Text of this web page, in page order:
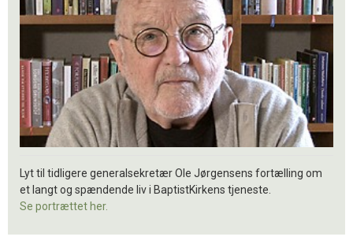
Lyt til tidligere generalsekretær Ole Jørgensens fortælling om
et langt og spændende liv i BaptistKirkens tjeneste.
Se portrættet her.